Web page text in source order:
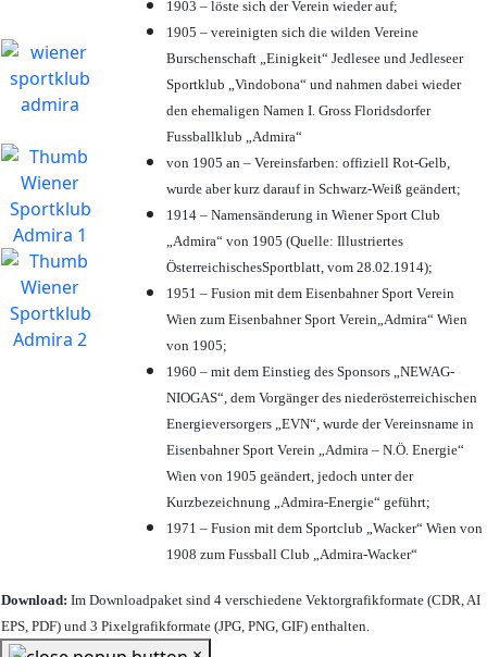
1903 – löste sich der Verein wieder auf;
1905 – vereinigten sich die wilden Vereine
Burschenschaft „Einigkeit“ Jedlesee und Jedleseer
Sportklub „Vindobona“ und nahmen dabei wieder
den ehemaligen Namen I. Gross Floridsdorfer
Fussballklub „Admira“
von 1905 an – Vereinsfarben: offiziell Rot-Gelb,
wurde aber kurz darauf in Schwarz-Weiß geändert;
1914 – Namensänderung in Wiener Sport Club
„Admira“ von 1905 (Quelle: Illustriertes
ÖsterreichischesSportblatt, vom 28.02.1914);
1951 – Fusion mit dem Eisenbahner Sport Verein
Wien zum Eisenbahner Sport Verein„Admira“ Wien
von 1905;
1960 – mit dem Einstieg des Sponsors „NEWAG-
NIOGAS“, dem Vorgänger des niederösterreichischen
Energieversorgers „EVN“, wurde der Vereinsname in
Eisenbahner Sport Verein „Admira – N.Ö. Energie“
Wien von 1905 geändert, jedoch unter der
Kurzbezeichnung „Admira-Energie“ geführt;
1971 – Fusion mit dem Sportclub „Wacker“ Wien von
1908 zum Fussball Club „Admira-Wacker“
Download: Im Downloadpaket sind 4 verschiedene Vektorgrafikformate (CDR, AI
EPS, PDF) und 3 Pixelgrafikformate (JPG, PNG, GIF) enthalten.